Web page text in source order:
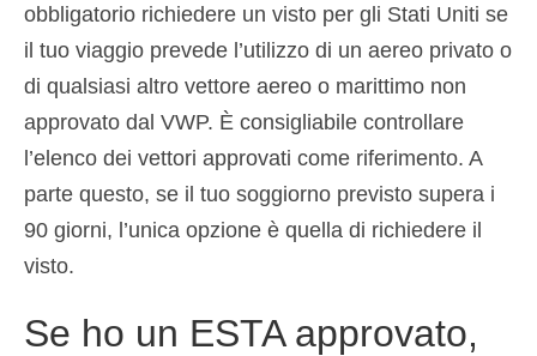
obbligatorio richiedere un visto per gli Stati Uniti se
il tuo viaggio prevede l’utilizzo di un aereo privato o
di qualsiasi altro vettore aereo o marittimo non
approvato dal VWP. È consigliabile controllare
l’elenco dei vettori approvati come riferimento. A
parte questo, se il tuo soggiorno previsto supera i
90 giorni, l’unica opzione è quella di richiedere il
visto.
Se ho un ESTA approvato,